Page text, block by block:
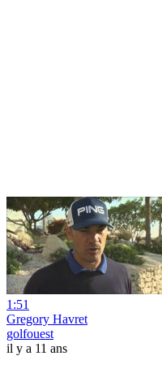
1:51
Gregory Havret
golfouest
il y a 11 ans